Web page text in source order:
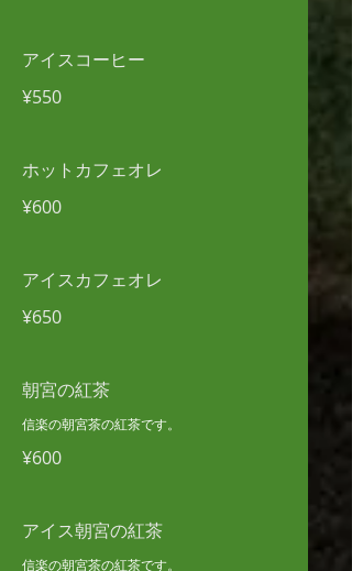
アイスコーヒー
¥550
ホットカフェオレ
¥600
アイスカフェオレ
¥650
朝宮の紅茶
信楽の朝宮茶の紅茶です。
¥600
アイス朝宮の紅茶
信楽の朝宮茶の紅茶です。